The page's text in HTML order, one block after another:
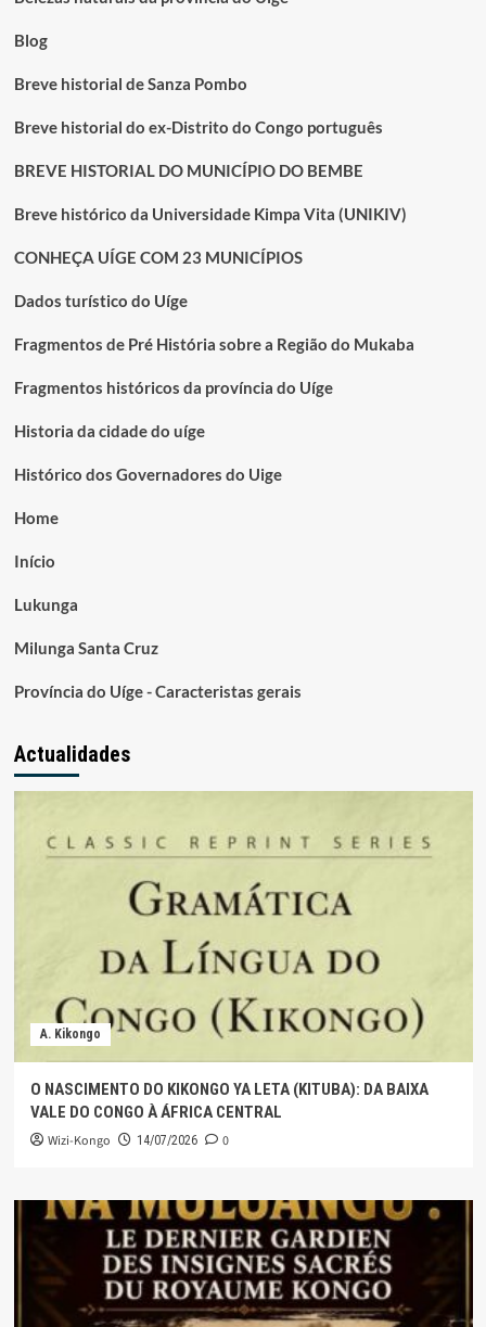
Blog
Breve historial de Sanza Pombo
Breve historial do ex-Distrito do Congo português
BREVE HISTORIAL DO MUNICÍPIO DO BEMBE
Breve histórico da Universidade Kimpa Vita (UNIKIV)
CONHEÇA UÍGE COM 23 MUNICÍPIOS
Dados turístico do Uíge
Fragmentos de Pré História sobre a Região do Mukaba
Fragmentos históricos da província do Uíge
Historia da cidade do uíge
Histórico dos Governadores do Uige
Home
Início
Lukunga
Milunga Santa Cruz
Província do Uíge - Caracteristas gerais
Actualidades
A. Kikongo
O NASCIMENTO DO KIKONGO YA LETA (KITUBA): DA BAIXA
VALE DO CONGO À ÁFRICA CENTRAL
Wizi-Kongo 14/07/2026 0